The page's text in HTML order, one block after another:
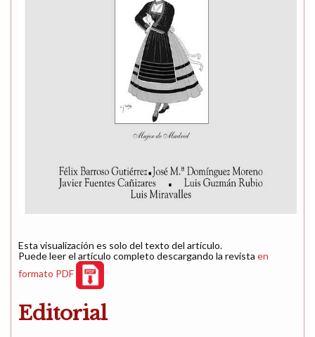
Esta visualización es solo del texto del artículo.
Puede leer el artículo completo descargando la revista en
formato PDF
Editorial